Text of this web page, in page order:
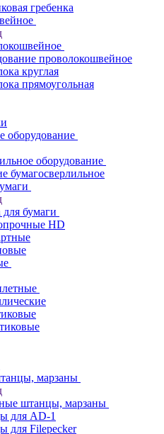
гребенка
проволокошвейное
круглая
прямоугольная
оборудование
оборудование
бумагосверлильное
бумаги
HD
марзаны
штанцы, марзаны
для AD-1
для Filepecker